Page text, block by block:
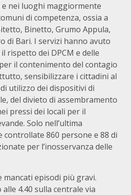
nei luoghi maggiormente
di competenza, ossia a
Binetto, Grumo Appula,
di Bari. I servizi hanno avuto
rispetto dei DPCM e delle
il contenimento del contagio
sensibilizzare i cittadini al
utilizzo dei dispositivi di
del divieto di assembramento
pressi dei locali per il
Solo nell’ultima
860 persone e 88 di
per l’inosservanza delle
episodi più gravi.
4.40 sulla centrale via